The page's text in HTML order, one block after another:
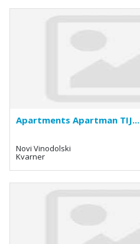
Apartments Apartman TIJ...
Novi Vinodolski
Kvarner